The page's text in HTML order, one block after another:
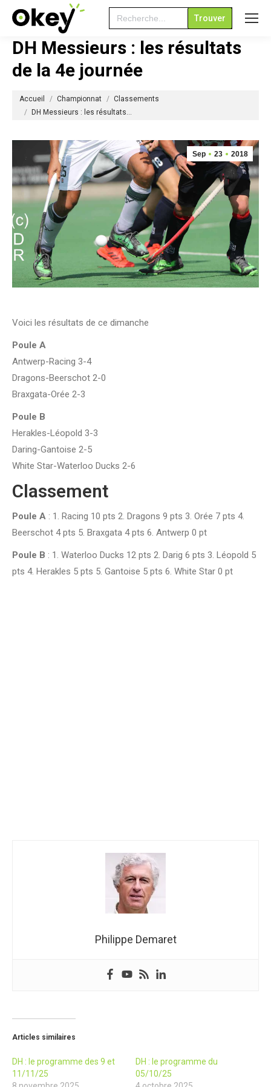
Search
for:
DH Messieurs : les résultats
de la 4e journée
Accueil Championnat
Classements
DH Messieurs : les résultats…
Sep 23 2018
Voici les résultats de ce dimanche
Poule A
Antwerp-Racing 3-4
Dragons-Beerschot 2-0
Braxgata-Orée 2-3
Poule B
Herakles-Léopold 3-3
Daring-Gantoise 2-5
White Star-Waterloo Ducks 2-6
Classement
Poule A : 1. Racing 10 pts 2. Dragons 9 pts 3. Orée 7 pts 4.
Beerschot 4 pts 5. Braxgata 4 pts 6. Antwerp 0 pt
Poule B : 1. Waterloo Ducks 12 pts 2. Darig 6 pts 3. Léopold 5
pts 4. Herakles 5 pts 5. Gantoise 5 pts 6. White Star 0 pt
Philippe Demaret
Articles similaires
DH : le programme des 9 et
11/11/25
DH : le programme du
05/10/25